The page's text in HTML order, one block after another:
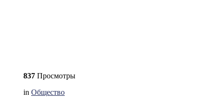
837 Просмотры
in Общество